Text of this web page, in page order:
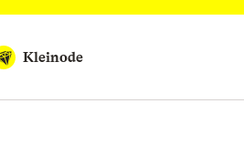
Kleinode